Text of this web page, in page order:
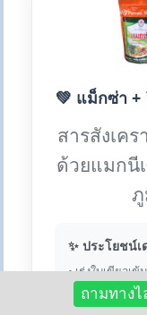
💚 แม็กซ่า
สารสังเค
ด้วยแมกนี
✨ ประโยชน์เ
• เร่งใบเขียวเ
• สร้างภูมิต้าน
• เสริมแมกนีเ
ถามทาง